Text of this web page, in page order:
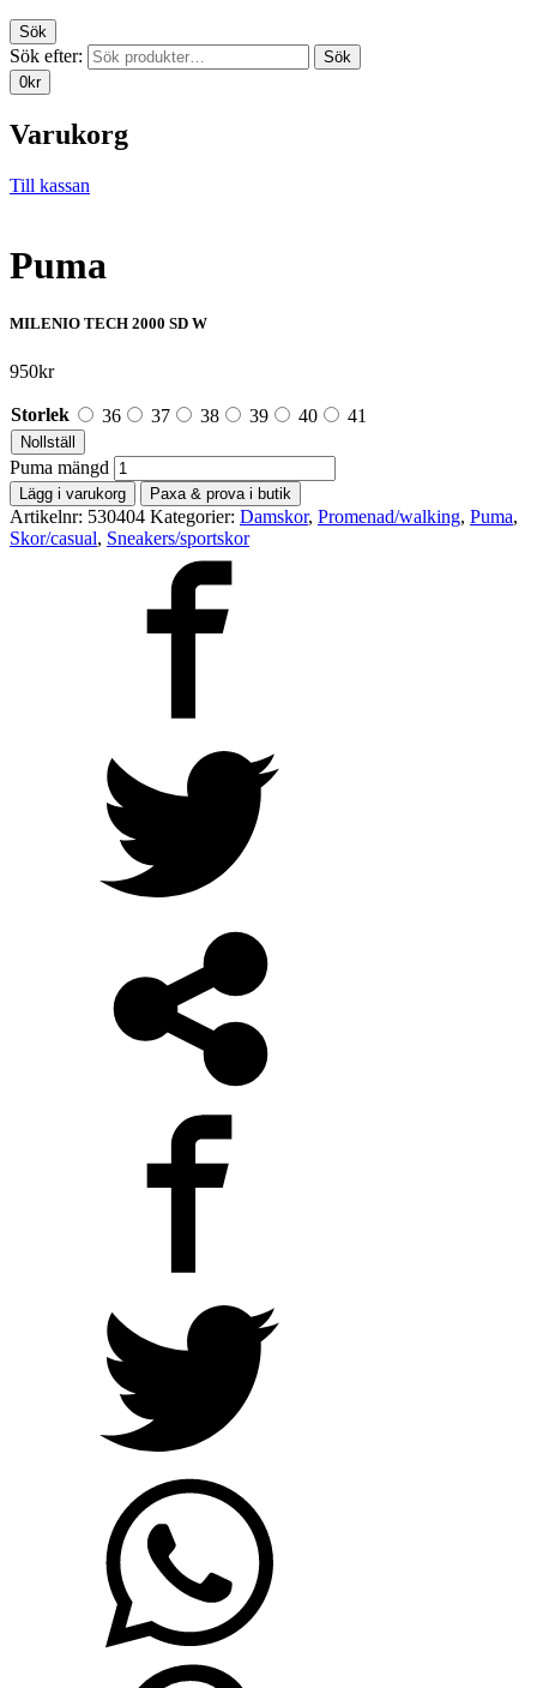
Sök
Sök efter:
Sök
0kr
Varukorg
Till kassan
Puma
MILENIO TECH 2000 SD W
950kr
Storlek 36 37 38 39 40 41
Nollställ
Puma mängd
Lägg i varukorg Paxa & prova i butik
Artikelnr: 530404 Kategorier: Damskor, Promenad/walking, Puma,
Skor/casual, Sneakers/sportskor